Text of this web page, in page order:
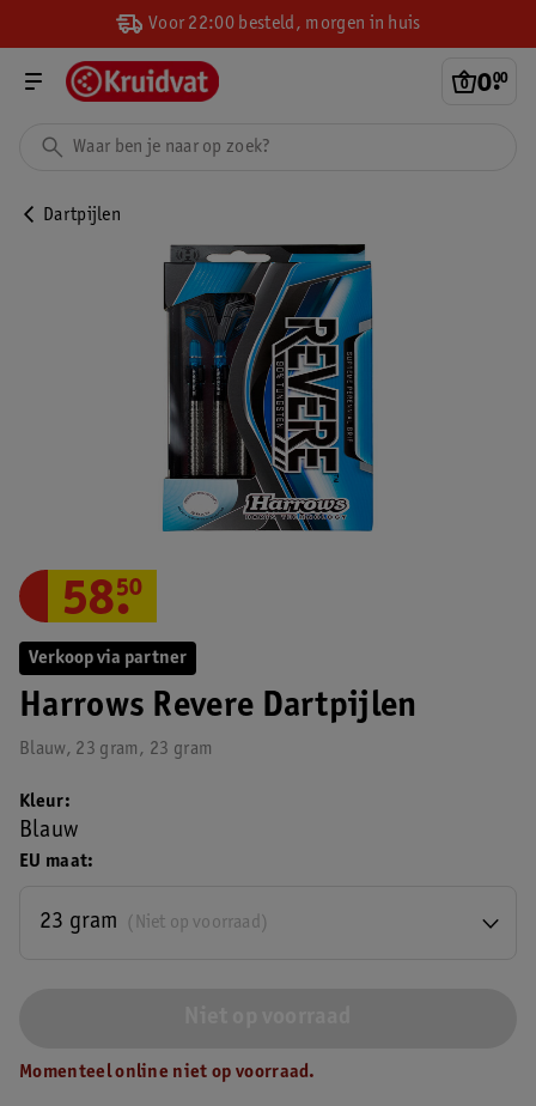
Voor 22:00 besteld, morgen in huis
0.
00
Dartpijlen
Verkoop via partner
Harrows Revere Dartpijlen
Blauw, 23 gram, 23 gram
58.
50
EU maat
(Niet op voorraad)
23 gram
Kleur
Blauw
Momenteel online niet op voorraad.